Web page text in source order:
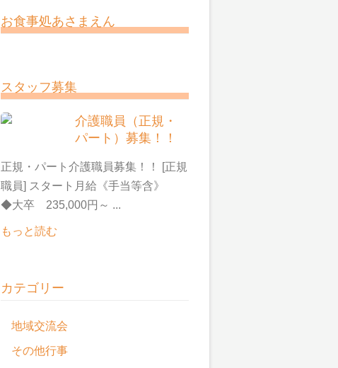
お食事処あさまえん
スタッフ募集
介護職員（正規・
パート）募集！！
正規・パート介護職員募集！！ [正規
職員] スタート月給《手当等含》
◆大卒 235,000円～ ...
もっと読む
カテゴリー
地域交流会
その他行事